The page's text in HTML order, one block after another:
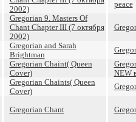
2002)
peace
Gregorian 9. Masters Of
Chant Chapter III (7 октября
2002)
Gregorian and Sarah
Brightman
Gregorian Chaint( Queen
Cover)
NEW
Gregorian Chaints( Queen
Cover)
Gregorian Chant